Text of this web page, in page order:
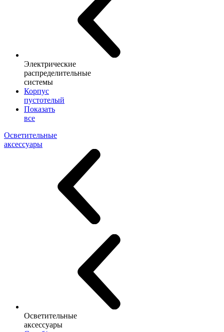
Электрические
распределительные
системы
Корпус
пустотелый
Показать
все
Осветительные
аксессуары
Осветительные
аксессуары